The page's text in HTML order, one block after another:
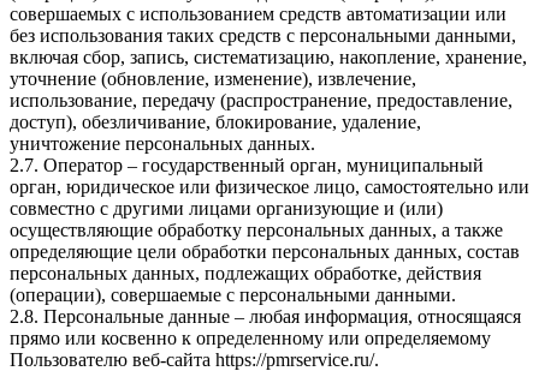
совершаемых с использованием средств автоматизации или
без использования таких средств с персональными данными,
включая сбор, запись, систематизацию, накопление, хранение,
уточнение (обновление, изменение), извлечение,
использование, передачу (распространение, предоставление,
доступ), обезличивание, блокирование, удаление,
уничтожение персональных данных.
2.7. Оператор – государственный орган, муниципальный
орган, юридическое или физическое лицо, самостоятельно или
совместно с другими лицами организующие и (или)
осуществляющие обработку персональных данных, а также
определяющие цели обработки персональных данных, состав
персональных данных, подлежащих обработке, действия
(операции), совершаемые с персональными данными.
2.8. Персональные данные – любая информация, относящаяся
прямо или косвенно к определенному или определяемому
Пользователю веб-сайта https://pmrservice.ru/.